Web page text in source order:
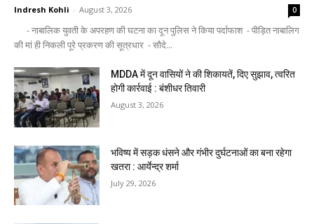
Indresh Kohli - August 3, 2026 0
- नाबालिक युवती के अपरहण की घटना का दून पुलिस ने किया पर्दाफाश - पीड़ित नाबालिग
की मां ही निकली पूरे प्रकरण की सूत्रधार - सौदे...
MDDA में दून वासियों ने की शिकायतें, दिए सुझाव, त्वरित
होगी कार्रवाई : बंशीधर तिवारी
August 3, 2026
भविष्य में सड़क धंसने और गंभीर दुर्घटनाओं का बना रहेगा
खतरा : आर्येन्द्र शर्मा
July 29, 2026